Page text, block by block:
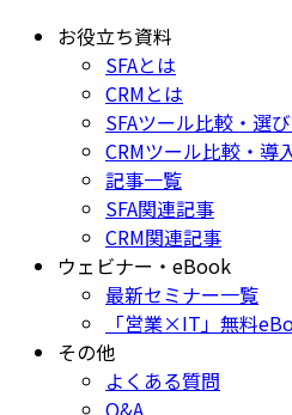
お役立ち資料
SFAとは
CRMとは
SFAツール比較・選
CRMツール比較・導
記事一覧
SFA関連記事
CRM関連記事
ウェビナー・eBook
最新セミナー一覧
「営業×IT」無料
その他
よくある質問
Q&A